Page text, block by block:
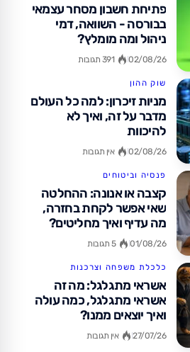
פתיחת חשבון מסחר עצמאי
בבורסה - השוואה, דמי
ניהול ומה מומלץ?
02/08/26 391 תגובות
שוק ההון
מניות זיכרון: למה כל העולם
מדבר על זה, ואיך לא
להיכוות
02/08/26 אין תגובות
פנסיה וביטוחים
קצבה או אנונה: ההחלטה
שאי אפשר לקחת בחזרה,
מה עדיף ואיך מחליטים?
01/08/26 5 תגובות
כלכלת משפחה וצרכנות
אשראי מתגלגל: מה זה
אשראי מתגלגל, כמה עולה
ואיך יוצאים ממנו?
27/07/26 אין תגובות